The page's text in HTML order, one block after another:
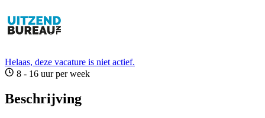
Helaas, deze vacature is niet actief.
8 - 16 uur per week
Beschrijving